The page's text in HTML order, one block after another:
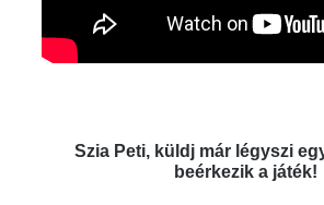
Szia Peti, küldj már légyszi
beérkezik a játék!